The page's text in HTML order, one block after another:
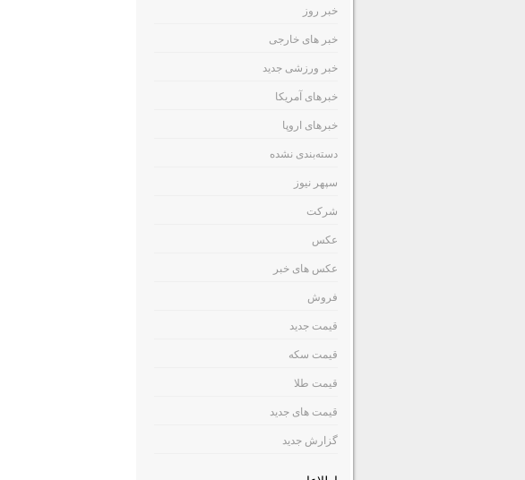
خبر روز
خبر های خارجی
خبر ورزشی جدید
خبرهای آمریکا
خبرهای اروپا
دسته‌بندی نشده
سپهر نیوز
شرکت
عکس
عکس های خبر
فروش
قیمت جدید
قیمت سکه
قیمت طلا
قیمت های جدید
گزارش جدید